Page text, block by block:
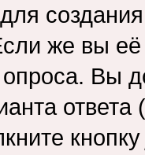
же вы её
Вы
ответа